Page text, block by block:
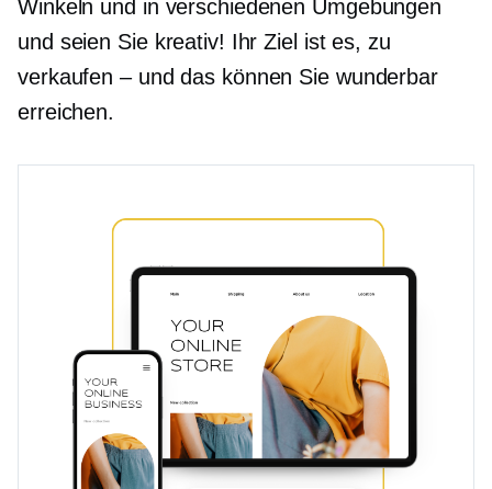
Winkeln und in verschiedenen Umgebungen
und seien Sie kreativ! Ihr Ziel ist es, zu
verkaufen – und das können Sie wunderbar
erreichen.